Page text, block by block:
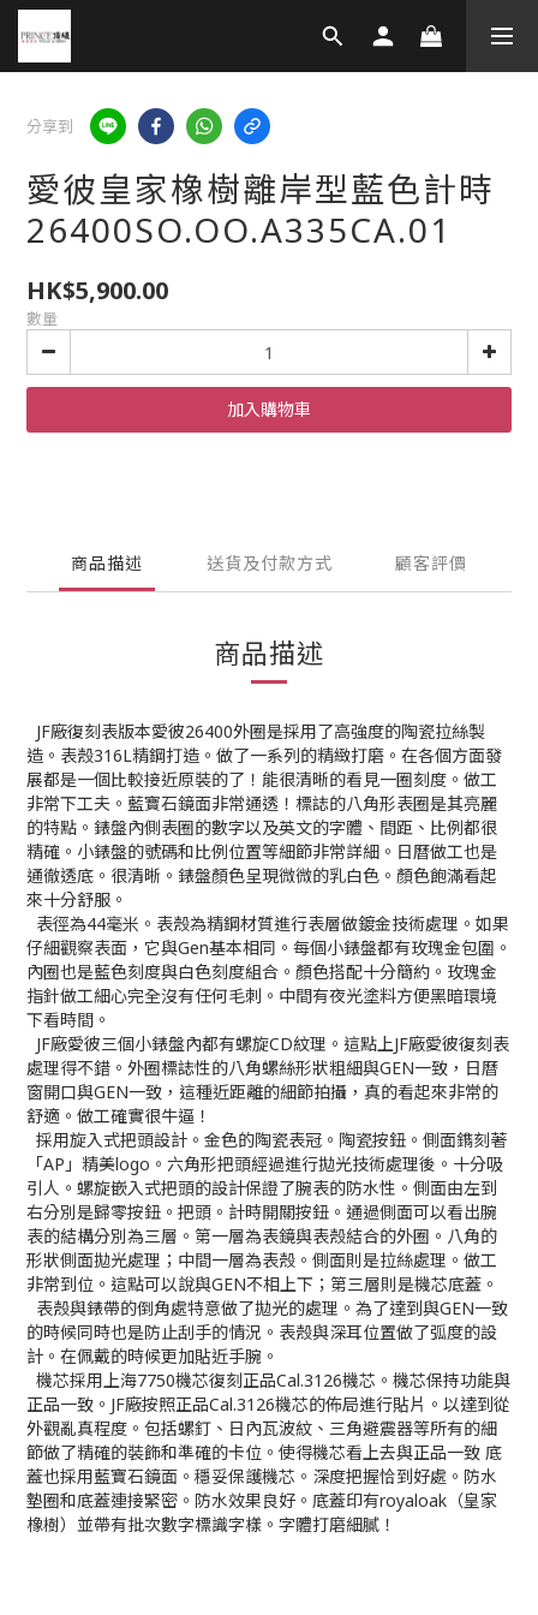
分享到
愛彼皇家橡樹離岸型藍色計時
26400SO.OO.A335CA.01
HK$5,900.00
數量
加入購物車
商品描述 送貨及付款方式 顧客評價
商品描述
JF廠復刻表版本愛彼26400外圈是採用了高強度的陶瓷拉絲製
造。表殼316L精鋼打造。做了一系列的精緻打磨。在各個方面發
展都是一個比較接近原裝的了！能很清晰的看見一圈刻度。做工
非常下工夫。藍寶石鏡面非常通透！標誌的八角形表圈是其亮麗
的特點。錶盤內側表圈的數字以及英文的字體、間距、比例都很
精確。小錶盤的號碼和比例位置等細節非常詳細。日曆做工也是
通徹透底。很清晰。錶盤顏色呈現微微的乳白色。顏色飽滿看起
來十分舒服。
表徑為44毫米。表殼為精鋼材質進行表層做鍍金技術處理。如果
仔細觀察表面，它與Gen基本相同。每個小錶盤都有玫瑰金包圍。
內圈也是藍色刻度與白色刻度組合。顏色搭配十分簡約。玫瑰金
指針做工細心完全沒有任何毛刺。中間有夜光塗料方便黑暗環境
下看時間。
JF廠愛彼三個小錶盤內都有螺旋CD紋理。這點上JF廠愛彼復刻表
處理得不錯。外圈標誌性的八角螺絲形狀粗細與GEN一致，日曆
窗開口與GEN一致，這種近距離的細節拍攝，真的看起來非常的
舒適。做工確實很牛逼！
採用旋入式把頭設計。金色的陶瓷表冠。陶瓷按鈕。側面鐫刻著
「AP」精美logo。六角形把頭經過進行拋光技術處理後。十分吸
引人。螺旋嵌入式把頭的設計保證了腕表的防水性。側面由左到
右分別是歸零按鈕。把頭。計時開關按鈕。通過側面可以看出腕
表的結構分別為三層。第一層為表鏡與表殼結合的外圈。八角的
形狀側面拋光處理；中間一層為表殼。側面則是拉絲處理。做工
非常到位。這點可以說與GEN不相上下；第三層則是機芯底蓋。
表殼與錶帶的倒角處特意做了拋光的處理。為了達到與GEN一致
的時候同時也是防止刮手的情況。表殼與深耳位置做了弧度的設
計。在佩戴的時候更加貼近手腕。
機芯採用上海7750機芯復刻正品Cal.3126機芯。機芯保持功能與
正品一致。JF廠按照正品Cal.3126機芯的佈局進行貼片。以達到從
外觀亂真程度。包括螺釘、日內瓦波紋、三角避震器等所有的細
節做了精確的裝飾和準確的卡位。使得機芯看上去與正品一致 底
蓋也採用藍寶石鏡面。穩妥保護機芯。深度把握恰到好處。防水
墊圈和底蓋連接緊密。防水效果良好。底蓋印有royaloak（皇家
橡樹）並帶有批次數字標識字樣。字體打磨細膩！